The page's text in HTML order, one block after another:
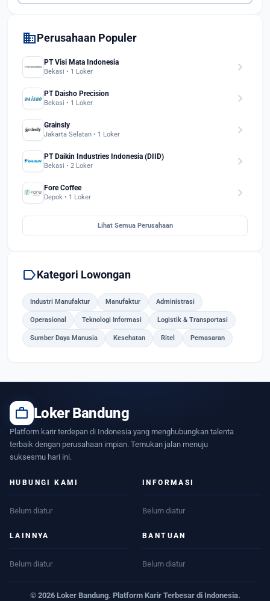
domainPerusahaan Populer
PT Visi Mata Indonesia
Bekasi • 1 Loker chevron_right
PT Daisho Precision
Bekasi • 1 Loker chevron_right
Grainsly
Jakarta Selatan • 1 Loker chevron_right
PT Daikin Industries Indonesia (DIID)
Bekasi • 2 Loker chevron_right
Fore Coffee
Depok • 1 Loker chevron_right
Lihat Semua Perusahaan
labelKategori Lowongan
Industri Manufaktur Manufaktur Administrasi
Operasional Teknologi Informasi Logistik & Transportasi
Sumber Daya Manusia Kesehatan Ritel Pemasaran
work Loker Bandung
Platform karir terdepan di Indonesia yang menghubungkan talenta
terbaik dengan perusahaan impian. Temukan jalan menuju
suksesmu hari ini.
HUBUNGI KAMI
Belum diatur
INFORMASI
Belum diatur
LAINNYA
Belum diatur
BANTUAN
Belum diatur
© 2026 Loker Bandung. Platform Karir Terbesar di Indonesia.